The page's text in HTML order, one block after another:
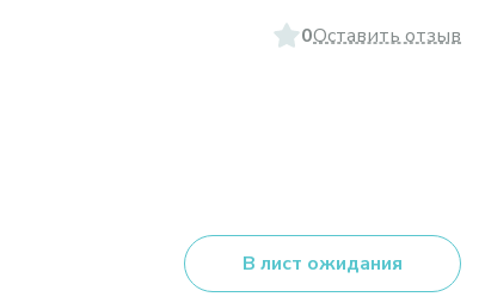
0Оставить отзыв
В лист ожидания